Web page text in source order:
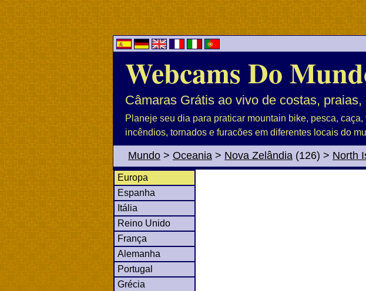
Webcams Do
Câmaras Grátis ao vivo de costas,
Planeje seu dia para praticar mountain bike, pesca,
incêndios, tornados e furacões em diferentes locais do
Mundo > Oceania > Nova Zelândia (126) > North
Europa
Espanha
Itália
Reino Unido
França
Alemanha
Portugal
Grécia